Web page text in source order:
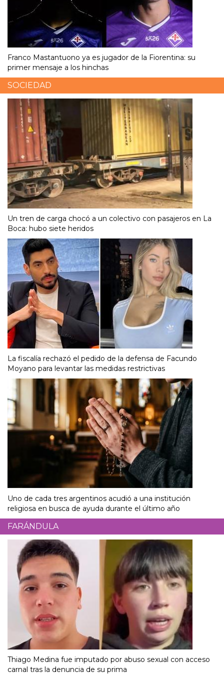
Franco Mastantuono ya es jugador de la Fiorentina: su
primer mensaje a los hinchas
SOCIEDAD
Un tren de carga chocó a un colectivo con pasajeros en La
Boca: hubo siete heridos
La fiscalía rechazó el pedido de la defensa de Facundo
Moyano para levantar las medidas restrictivas
Uno de cada tres argentinos acudió a una institución
religiosa en busca de ayuda durante el último año
FARÁNDULA
Thiago Medina fue imputado por abuso sexual con acceso
carnal tras la denuncia de su prima